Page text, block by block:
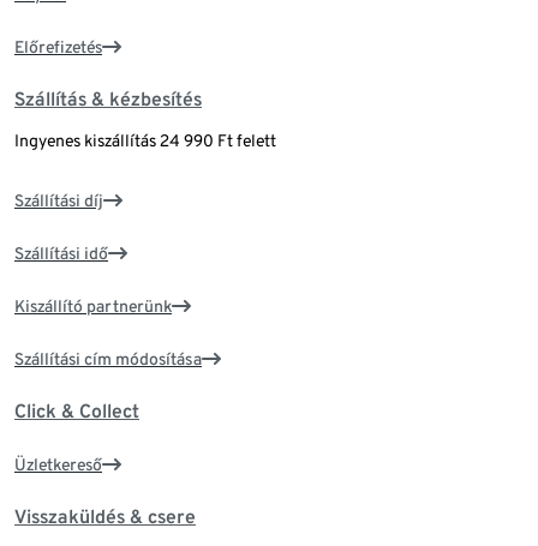
Előrefizetés
Szállítás & kézbesítés
Ingyenes kiszállítás 24 990 Ft felett
Szállítási díj
Szállítási idő
Kiszállító partnerünk
Szállítási cím módosítása
Click & Collect
Üzletkereső
Visszaküldés & csere